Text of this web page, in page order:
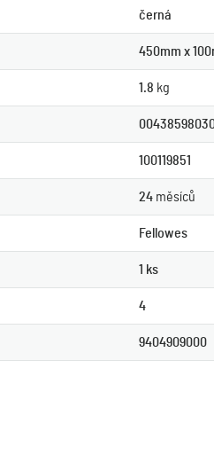
černá
450mm x
1.8 kg
100119851
24 měsíců
Fellowes
1 ks
4
9404909000